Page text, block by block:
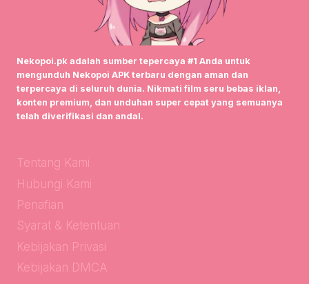
Nekopoi.pk adalah sumber tepercaya #1 Anda untuk
mengunduh Nekopoi APK terbaru dengan aman dan
terpercaya di seluruh dunia. Nikmati film seru bebas iklan,
konten premium, dan unduhan super cepat yang semuanya
telah diverifikasi dan andal.
Tentang Kami
Hubungi Kami
Penafian
Syarat & Ketentuan
Kebijakan Privasi
Kebijakan DMCA